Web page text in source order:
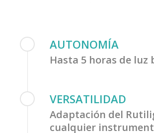
AUTONOMÍA
Hasta 5 horas de luz
VERSATILIDAD
Adaptación del
cualquier